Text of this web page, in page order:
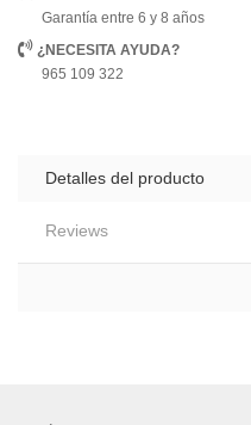
Garantía entre 6 y 8 años
¿NECESITA AYUDA?
965 109 322
Detalles del producto
Reviews